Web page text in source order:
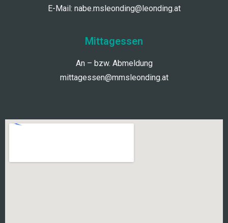
E-Mail: nabe.msleonding@leonding.at
Mittagessen
An – bzw. Abmeldung
mittagessen@mmsleonding.at